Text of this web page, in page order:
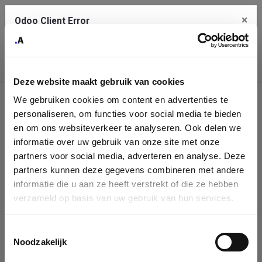
Deze website maakt gebruik van cookies
We gebruiken cookies om content en advertenties te
personaliseren, om functies voor social media te bieden
en om ons websiteverkeer te analyseren. Ook delen we
informatie over uw gebruik van onze site met onze
partners voor social media, adverteren en analyse. Deze
partners kunnen deze gegevens combineren met andere
informatie die u aan ze heeft verstrekt of die ze hebben
verzameld op basis van uw gebruik van hun services.
Noodzakelijk
Company
Identification
Please fill in your company details
You can search a company in our database by name, VAT or
enterprise ID. When a company is selected it will auto-complete the
form. If you don't find your company in our database, you can create
Odoo Client Error ×
service.
See details
Ok